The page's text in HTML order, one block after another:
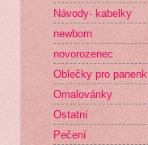
Návody- kabelky
newborn
novorozenec
Oblečky pro
Omalovánky
Ostatní
Pečení